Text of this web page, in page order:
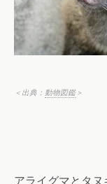
＜出典： 動物図鑑＞
アライグマとタ